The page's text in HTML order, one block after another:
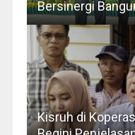
Bersinergi
Kisruh di